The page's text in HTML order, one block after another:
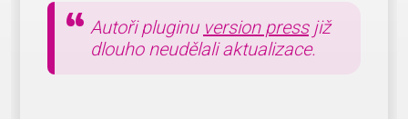
Autoři pluginu version pressjiž
dlouho neudělali aktualizace.